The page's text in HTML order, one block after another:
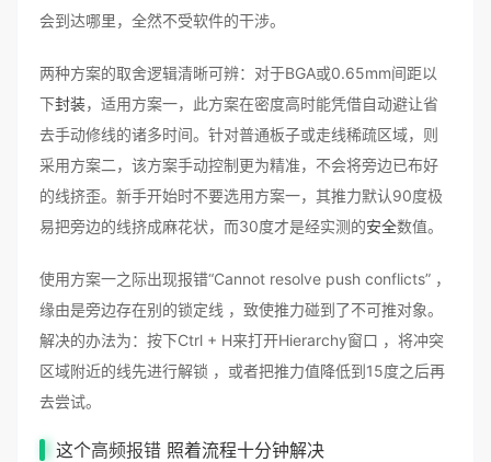
会到达哪里，全然不受软件的干涉。
两种方案的取舍逻辑清晰可辨：对于BGA或0.65mm间距以
下封装，适用方案一，此方案在密度高时能凭借自动避让省
去手动修线的诸多时间。针对普通板子或走线稀疏区域，则
采用方案二，该方案手动控制更为精准，不会将旁边已布好
的线挤歪。新手开始时不要选用方案一，其推力默认90度极
易把旁边的线挤成麻花状，而30度才是经实测的安全数值。
使用方案一之际出现报错“Cannot resolve push conflicts” ，
缘由是旁边存在别的锁定线 ，致使推力碰到了不可推对象。
解决的办法为：按下Ctrl + H来打开Hierarchy窗口 ，将冲突
区域附近的线先进行解锁 ，或者把推力值降低到15度之后再
去尝试。
这个高频报错 照着流程十分钟解决